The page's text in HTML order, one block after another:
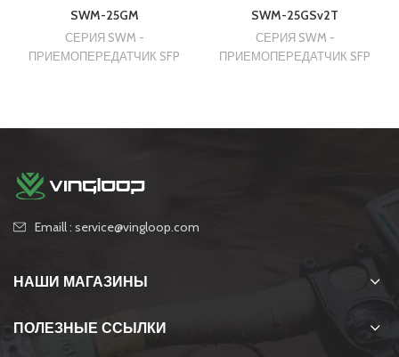
SWM-25GM
СЕРИЯ SWM -
ПРИЕМОПЕРЕДАТЧИК SFP
SWM-25GSv2T
СЕРИЯ SWM -
ПРИЕМОПЕРЕДАТЧИК SFP
Emaill : service@vingloop.com
НАШИ МАГАЗИНЫ
ПОЛЕЗНЫЕ ССЫЛКИ